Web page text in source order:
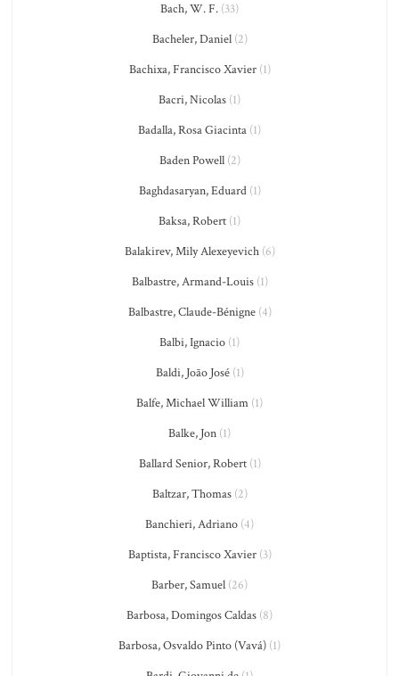
Bach, W. F. (33)
Bacheler, Daniel(2)
Bachixa, Francisco Xavier(1)
Bacri, Nicolas (1)
Badalla, Rosa Giacinta (1)
Baden Powell(2)
Baghdasaryan, Eduard(1)
Baksa, Robert (1)
Balakirev, Mily Alexeyevich(6)
Balbastre, Armand-Louis(1)
Balbastre, Claude-Bénigne(4)
Balbi, Ignacio (1)
Baldi, João José(1)
Balfe, Michael William (1)
Balke, Jon (1)
Ballard Senior, Robert(1)
Baltzar, Thomas(2)
Banchieri, Adriano (4)
Baptista, Francisco Xavier(3)
Barber, Samuel (26)
Barbosa, Domingos Caldas (8)
Barbosa, Osvaldo Pinto (Vavá) (1)